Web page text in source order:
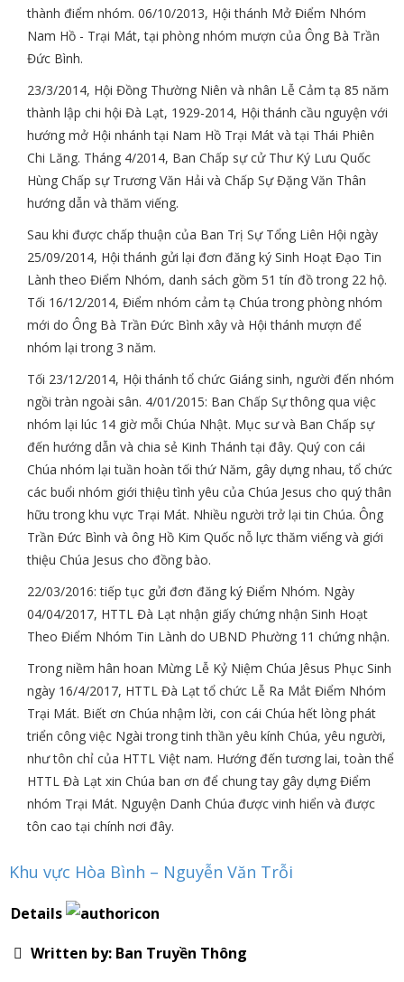
thành điểm nhóm. 06/10/2013, Hội thánh Mở Điểm Nhóm
Nam Hồ - Trại Mát, tại phòng nhóm mượn của Ông Bà Trần
Đức Bình.
23/3/2014, Hội Đồng Thường Niên và nhân Lễ Cảm tạ 85 năm
thành lập chi hội Đà Lạt, 1929-2014, Hội thánh cầu nguyện với
hướng mở Hội nhánh tại Nam Hồ Trại Mát và tại Thái Phiên
Chi Lăng. Tháng 4/2014, Ban Chấp sự cử Thư Ký Lưu Quốc
Hùng Chấp sự Trương Văn Hải và Chấp Sự Đặng Văn Thân
hướng dẫn và thăm viếng.
Sau khi được chấp thuận của Ban Trị Sự Tổng Liên Hội ngày
25/09/2014, Hội thánh gửi lại đơn đăng ký Sinh Hoạt Đạo Tin
Lành theo Điểm Nhóm, danh sách gồm 51 tín đồ trong 22 hộ.
Tối 16/12/2014, Điểm nhóm cảm tạ Chúa trong phòng nhóm
mới do Ông Bà Trần Đức Bình xây và Hội thánh mượn để
nhóm lại trong 3 năm.
Tối 23/12/2014, Hội thánh tổ chức Giáng sinh, người đến nhóm
ngồi tràn ngoài sân. 4/01/2015: Ban Chấp Sự thông qua việc
nhóm lại lúc 14 giờ mỗi Chúa Nhật. Mục sư và Ban Chấp sự
đến hướng dẫn và chia sẻ Kinh Thánh tại đây. Quý con cái
Chúa nhóm lại tuần hoàn tối thứ Năm, gây dựng nhau, tổ chức
các buổi nhóm giới thiệu tình yêu của Chúa Jesus cho quý thân
hữu trong khu vực Trại Mát. Nhiều người trở lại tin Chúa. Ông
Trần Đức Bình và ông Hồ Kim Quốc nỗ lực thăm viếng và giới
thiệu Chúa Jesus cho đồng bào.
22/03/2016: tiếp tục gửi đơn đăng ký Điểm Nhóm. Ngày
04/04/2017, HTTL Đà Lạt nhận giấy chứng nhận Sinh Hoạt
Theo Điểm Nhóm Tin Lành do UBND Phường 11 chứng nhận.
Trong niềm hân hoan Mừng Lễ Kỷ Niệm Chúa Jêsus Phục Sinh
ngày 16/4/2017, HTTL Đà Lạt tổ chức Lễ Ra Mắt Điểm Nhóm
Trại Mát. Biết ơn Chúa nhậm lời, con cái Chúa hết lòng phát
triển công việc Ngài trong tinh thần yêu kính Chúa, yêu người,
như tôn chỉ của HTTL Việt nam. Hướng đến tương lai, toàn thể
HTTL Đà Lạt xin Chúa ban ơn để chung tay gây dựng Điểm
nhóm Trại Mát. Nguyện Danh Chúa được vinh hiển và được
tôn cao tại chính nơi đây.
Khu vực Hòa Bình – Nguyễn Văn Trỗi
Details
Written by: Ban Truyền Thông